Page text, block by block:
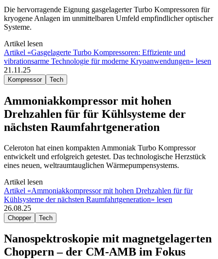
Die hervorragende Eignung gasgelagerter Turbo Kompressoren für
kryogene Anlagen im unmittelbaren Umfeld empfindlicher optischer
Systeme.
Artikel lesen
Artikel «Gasgelagerte Turbo Kompressoren: Effiziente und
vibrationsarme Technologie für moderne Kryoanwendungen» lesen
21.11.25
Kompressor Tech
Ammoniakkompressor mit hohen
Drehzahlen für für Kühlsysteme der
nächsten Raumfahrtgeneration
Celeroton hat einen kompakten Ammoniak Turbo Kompressor
entwickelt und erfolgreich getestet. Das technologische Herzstück
eines neuen, weltraumtauglichen Wärmepumpensystems.
Artikel lesen
Artikel «Ammoniakkompressor mit hohen Drehzahlen für für
Kühlsysteme der nächsten Raumfahrtgeneration» lesen
26.08.25
Chopper Tech
Nanospektroskopie mit magnetgelagerten
Choppern – der CM-AMB im Fokus